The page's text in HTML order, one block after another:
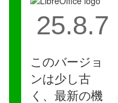
25.8.7
このバージョ
ンは少し古
く、最新の機